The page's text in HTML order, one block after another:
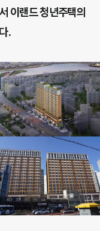
이랜드 청년주택의
.